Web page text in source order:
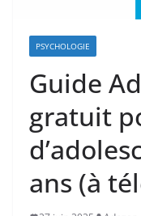
PSYCHOLOGIE
Guide
gratuit
ans (à